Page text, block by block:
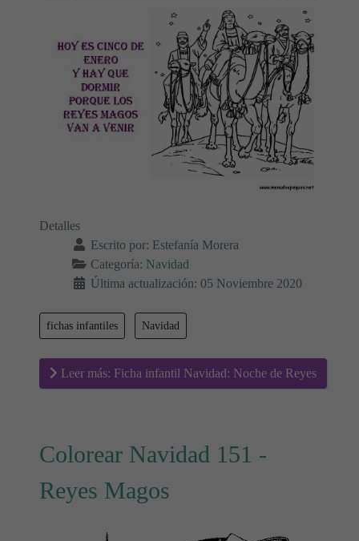
Detalles
Escrito por: Estefanía Morera
Categoría: Navidad
Última actualización: 05 Noviembre 2020
fichas infantiles Navidad
Leer más: Ficha infantil Navidad: Noche de Reyes
Colorear Navidad 151 -
Reyes Magos